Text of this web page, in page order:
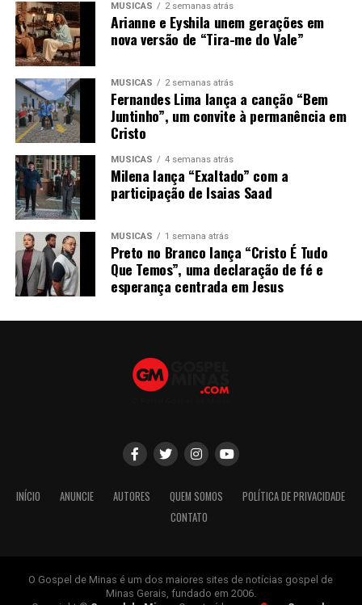
MÚSICAS 2 semanas atrás
Arianne e Eyshila unem gerações em
nova versão de “Tira-me do Vale”
MÚSICAS 2 semanas atrás
Fernandes Lima lança a canção “Bem
Juntinho”, um convite à permanência em
Cristo
MÚSICAS 4 semanas atrás
Milena lança “Exaltado” com a
participação de Isaias Saad
MÚSICAS 1 semana atrás
Preto no Branco lança “Cristo É Tudo
Que Temos”, uma declaração de fé e
esperança centrada em Jesus
INÍCIO ANUNCIE AUTORES QUEM SOMOS
POLÍTICA DE PRIVACIDADE
CONTATO
O Gospel de Minas é um dos maiores sites de notícias gospel de
Minas Gerais, fundado em 2006.